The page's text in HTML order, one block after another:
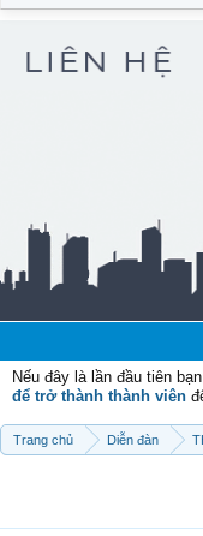
Nếu đây là lần đầu tiên
để trở thành thành viên
Trang chủ Diễn đàn